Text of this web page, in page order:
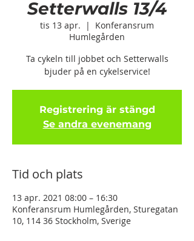
Setterwalls 13/4
tis 13 apr.
  |
Konferansrum
Humlegården
Ta cykeln till jobbet och Setterwalls
bjuder på en cykelservice!
Registrering är stängd
Se andra evenemang
Tid och plats
13 apr. 2021 08:00 – 16:30
Konferansrum Humlegården, Sturegatan
10, 114 36 Stockholm, Sverige